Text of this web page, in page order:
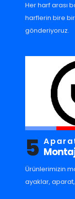
Her harf arası
harflerin bire
gönderiyoruz.
5
Ürünlerimizin
ayaklar,